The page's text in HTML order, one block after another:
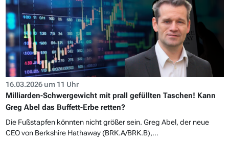
16.03.2026 um 11 Uhr
Milliarden-Schwergewicht mit prall gefüllten Taschen! Kann
Greg Abel das Buffett-Erbe retten?
Die Fußstapfen könnten nicht größer sein. Greg Abel, der neue
CEO von Berkshire Hathaway (BRK.A/BRK.B),...